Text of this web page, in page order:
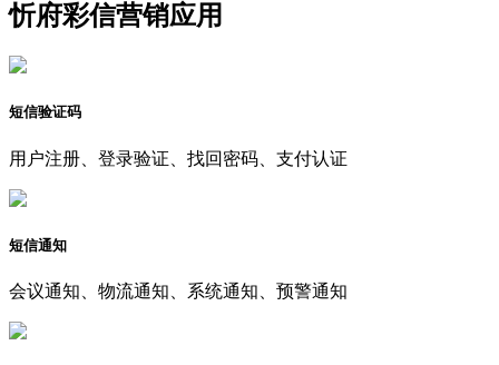
忻府彩信营销应用
短信验证码
用户注册、登录验证、找回密码、支付认证
短信通知
会议通知、物流通知、系统通知、预警通知